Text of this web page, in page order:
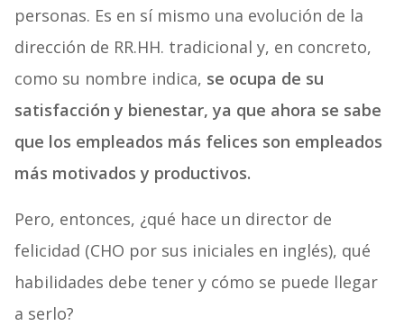
personas. Es en sí mismo una evolución de la
dirección de RR.HH. tradicional y, en concreto,
como su nombre indica, se ocupa de su
satisfacción y bienestar, ya que ahora se sabe
que los empleados más felices son empleados
más motivados y productivos.
Pero, entonces, ¿qué hace un director de
felicidad (CHO por sus iniciales en inglés), qué
habilidades debe tener y cómo se puede llegar
a serlo?